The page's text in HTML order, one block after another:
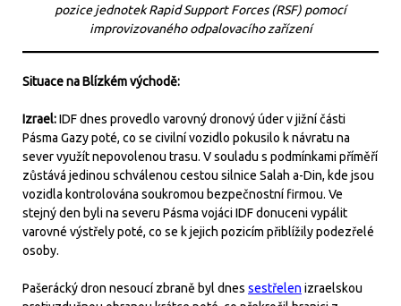
pozice jednotek Rapid Support Forces (RSF) pomocí
improvizovaného odpalovacího zařízení
Situace na Blízkém východě:
Izrael:IDF dnes provedlo varovný dronový úder v jižní části
Pásma Gazy poté, co se civilní vozidlo pokusilo k návratu na
sever využít nepovolenou trasu. V souladu s podmínkami příměří
zůstává jedinou schválenou cestou silnice Salah a-Din, kde jsou
vozidla kontrolována soukromou bezpečnostní firmou. Ve
stejný den byli na severu Pásma vojáci IDF donuceni vypálit
varovné výstřely poté, co se k jejich pozicím přiblížily podezřelé
osoby.
Pašerácký dron nesoucí zbraně byl dnes sestřelen izraelskou